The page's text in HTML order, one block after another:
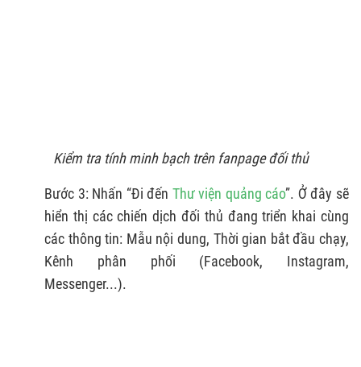
Kiểm tra tính minh bạch trên fanpage đối thủ
Bước 3: Nhấn “Đi đến Thư viện quảng cáo”. Ở đây sẽ
hiển thị các chiến dịch đối thủ đang triển khai cùng
các thông tin: Mẫu nội dung, Thời gian bắt đầu chạy,
Kênh phân phối (Facebook, Instagram,
Messenger...).